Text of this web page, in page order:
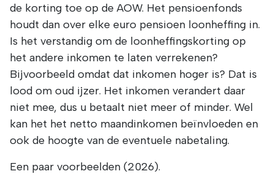
de korting toe op de AOW. Het pensioenfonds
houdt dan over elke euro pensioen loonheffing in.
Is het verstandig om de loonheffingskorting op
het andere inkomen te laten verrekenen?
Bijvoorbeeld omdat dat inkomen hoger is? Dat is
lood om oud ijzer. Het inkomen verandert daar
niet mee, dus u betaalt niet meer of minder. Wel
kan het het netto maandinkomen beïnvloeden en
ook de hoogte van de eventuele nabetaling.
Een paar voorbeelden (2026).